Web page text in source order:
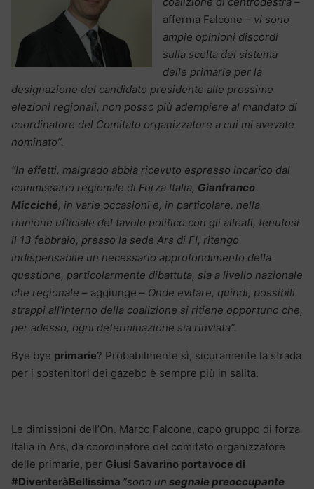
afferma Falcone – vi sono
ampie opinioni discordi
sulla scelta del sistema
delle primarie per la
designazione del candidato presidente alle prossime
elezioni regionali, non posso più adempiere al mandato di
coordinatore del Comitato organizzatore a cui mi avevate
nominato”.
“In effetti, malgrado abbia ricevuto espresso incarico dal
commissario regionale di Forza Italia, Gianfranco
Micciché, in varie occasioni e, in particolare, nella
riunione ufficiale del tavolo politico con gli alleati, tenutosi
il 13 febbraio, presso la sede Ars di FI, ritengo
indispensabile un necessario approfondimento della
questione, particolarmente dibattuta, sia a livello nazionale
che regionale – aggiunge – Onde evitare, quindi, possibili
strappi all’interno della coalizione si ritiene opportuno che,
per adesso, ogni determinazione sia rinviata”.
Bye bye primarie? Probabilmente sì, sicuramente la strada
per i sostenitori dei gazebo è sempre più in salita.
Le dimissioni dell’On. Marco Falcone, capo gruppo di forza
Italia in Ars, da coordinatore del comitato organizzatore
delle primarie, per Giusi Savarino portavoce di
#DiventeràBellissima “sono un segnale preoccupante